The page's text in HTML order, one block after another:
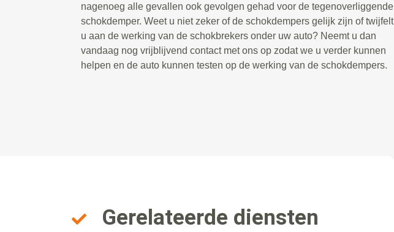
nagenoeg alle gevallen ook gevolgen gehad voor de tegenoverliggende
schokdemper. Weet u niet zeker of de schokdempers gelijk zijn of twijfelt
u aan de werking van de schokbrekers onder uw auto? Neemt u dan
vandaag nog vrijblijvend contact met ons op zodat we u verder kunnen
helpen en de auto kunnen testen op de werking van de schokdempers.
Gerelateerde diensten